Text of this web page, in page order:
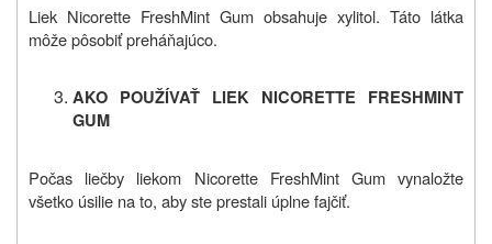
Liek Nicorette FreshMint Gum obsahuje xylitol. Táto látka
môže pôsobiť preháňajúco.
AKO POUŽÍVAŤ LIEK NICORETTE FRESHMINT
GUM
Počas liečby liekom Nicorette FreshMint Gum vynaložte
všetko úsilie na to, aby ste prestali úplne fajčiť.